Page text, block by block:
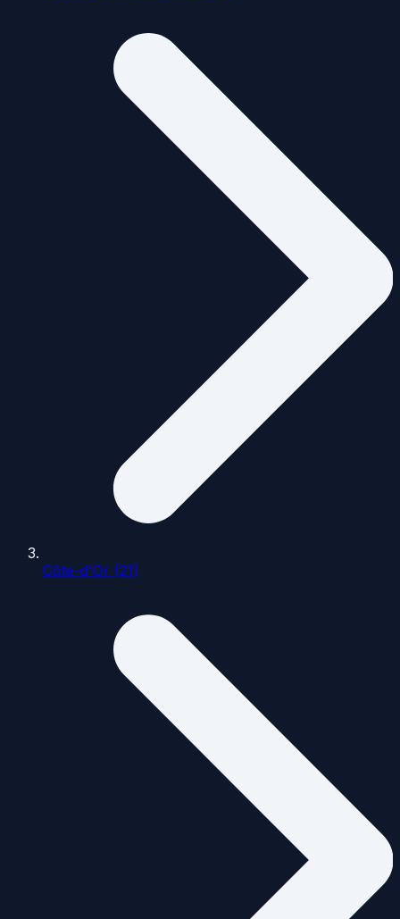
Côte-d'Or (21)